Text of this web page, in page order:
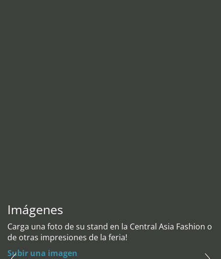
Imágenes
Carga una foto de su stand en la Central Asia Fashion o
de otras impresiones de la feria!
Subir una imagen